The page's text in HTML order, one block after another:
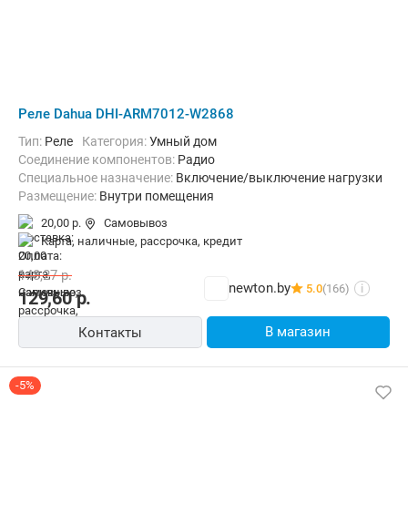
Реле Dahua DHI-ARM7012-W2868
Тип: Реле Категория:Умный дом
Соединение компонентов: Радио
Специальное назначение: Включение/выключение нагрузки
Размещение: Внутри помещения
20,00 р.
Самовывоз
карта, наличные, рассрочка, кредит
129,60р.
148,27р.
newton.by 5.0(166) i
Контакты В магазин
-5%